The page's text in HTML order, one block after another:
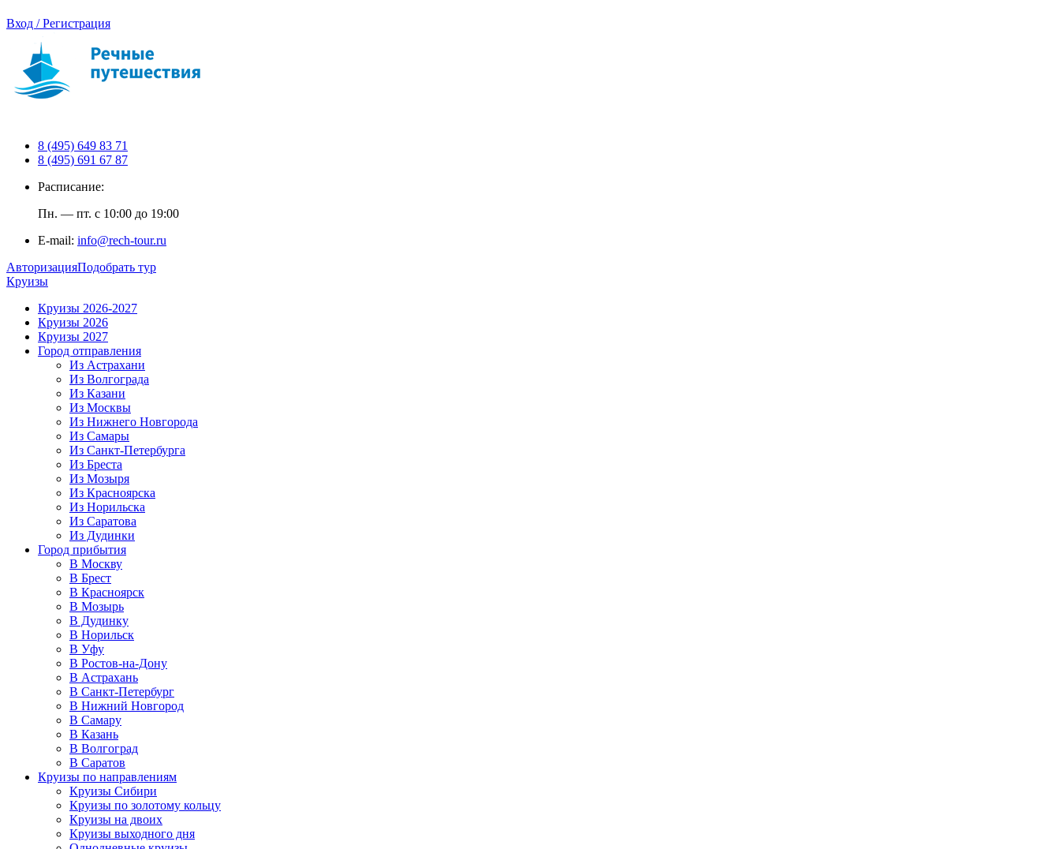
Вход / Регистрация
8 (495) 649 83 71
8 (495) 691 67 87
Расписание:
Пн. — пт. с 10:00 до 19:00
E-mail: info@rech-tour.ru
АвторизацияПодобрать тур
Круизы
Круизы 2026-2027
Круизы 2026
Круизы 2027
Город отправления
Из Астрахани
Из Волгограда
Из Казани
Из Москвы
Из Нижнего Новгорода
Из Самары
Из Санкт-Петербурга
Из Бреста
Из Мозыря
Из Красноярска
Из Норильска
Из Саратова
Из Дудинки
Город прибытия
В Москву
В Брест
В Красноярск
В Мозырь
В Дудинку
В Норильск
В Уфу
В Ростов-на-Дону
В Астрахань
В Санкт-Петербург
В Нижний Новгород
В Самару
В Казань
В Волгоград
В Саратов
Круизы по направлениям
Круизы Сибири
Круизы по золотому кольцу
Круизы на двоих
Круизы выходного дня